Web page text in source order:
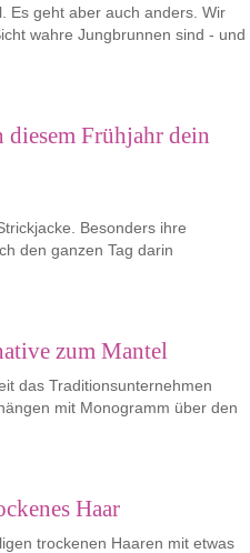
Es geht aber auch anders. Wir
wahre Jungbrunnen sind - und
Frühjahr dein
Besonders ihre
den ganzen Tag darin
zum Mantel
das Traditionsunternehmen
mit Monogramm über den
Haar
trockenen Haaren mit etwas